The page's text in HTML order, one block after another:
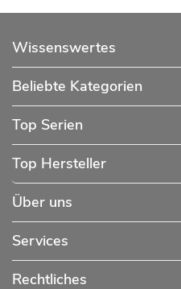
Wissenswertes
Beliebte Kategorien
Top Serien
Top Hersteller
Über uns
Services
Rechtliches